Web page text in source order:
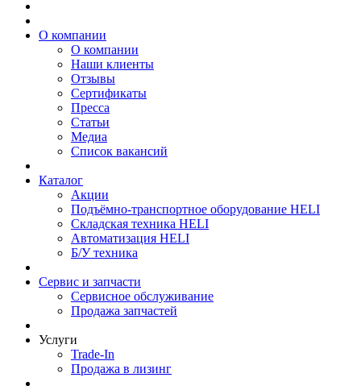
О компании
О компании
Наши клиенты
Отзывы
Сертификаты
Пресса
Статьи
Медиа
Список вакансий
Каталог
Акции
Подъёмно-транспортное оборудование HELI
Складская техника HELI
Автоматизация HELI
Б/У техника
Сервис и запчасти
Сервисное обслуживание
Продажа запчастей
Услуги
Trade-In
Продажа в лизинг